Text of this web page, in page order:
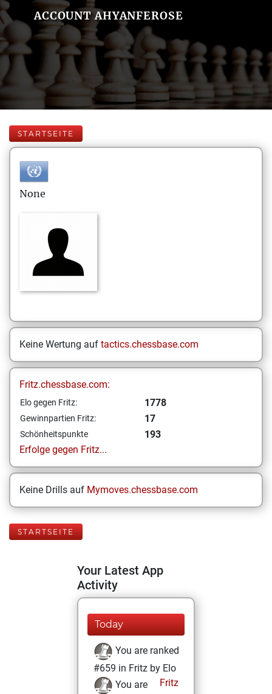
ACCOUNT AHYANFEROSE
STARTSEITE
None
Keine Wertung auf tactics.chessbase.com
Fritz.chessbase.com:
Elo gegen Fritz: 1778
Gewinnpartien Fritz: 17
Schönheitspunkte
193
Erfolge gegen Fritz...
Keine Drills auf Mymoves.chessbase.com
STARTSEITE
Your Latest App
Activity
Today
You are ranked
#659 in Fritz by Elo
Fritz
You are